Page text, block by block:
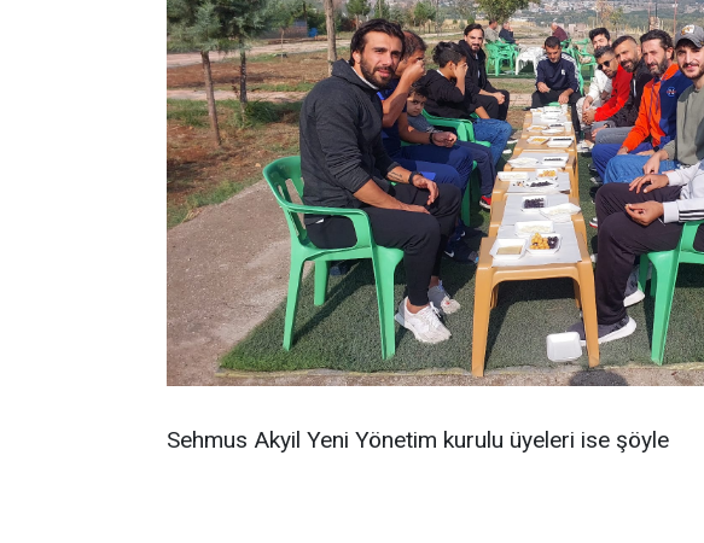
Sehmus Akyil Yeni Yönetim kurulu üyeleri ise şöyle